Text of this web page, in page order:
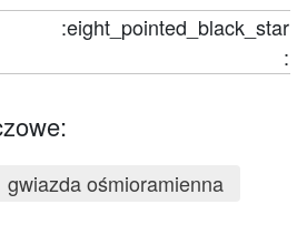
:eight_pointed_black_star
:
gwiazda ośmioramienna